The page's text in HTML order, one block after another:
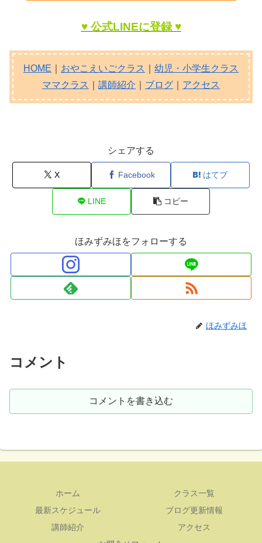
♥ 公式LINEに登録 ♥
HOME おやこえいごクラス
幼児・小学生クラス
ママクラス
講師紹介 ブログ アクセス
シェアする
X Facebook はてブ
LINE コピー
ほみずみほをフォローする
ほみずみほ
コメント
コメントを書き込む
ホーム
クラス一覧
最新スケジュール
ブログ更新情報
講師紹介
アクセス